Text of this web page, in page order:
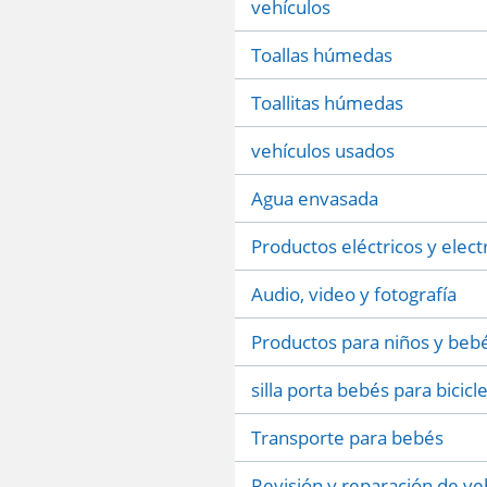
vehículos
Toallas húmedas
Toallitas húmedas
vehículos usados
Agua envasada
Productos eléctricos y
Audio, video y fotografía
Productos para niños y
silla porta bebés para
Transporte para bebés